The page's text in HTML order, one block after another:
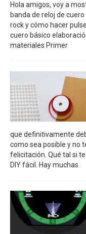
Hola amigos, voy a
banda de reloj de
rock y cómo hacer
cuero básico
materiales Primer
que definitivamente
como sea posible y no
felicitación. Qué tal si
DIY fácil. Hay muchas